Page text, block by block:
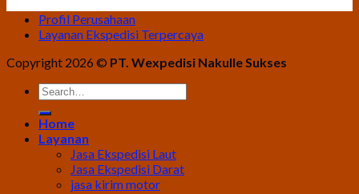
Profil Perusahaan
Layanan Ekspedisi Terpercaya
Copyright 2026 © PT. Wexpedisi Nakulle Sukses
Home
Layanan
Jasa Ekspedisi Laut
Jasa Ekspedisi Darat
jasa kirim motor